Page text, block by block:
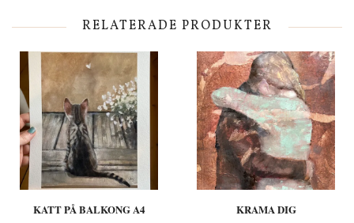
RELATERADE PRODUKTER
KATT PÅ BALKONG A4 KRAMA DIG